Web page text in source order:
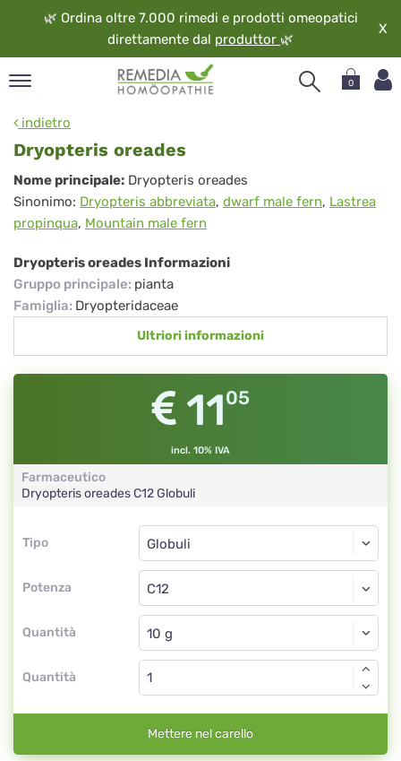
🌿 Ordina oltre 7.000 rimedi e prodotti omeopatici
direttamente dal produttor 🌿
X
0
indietro
Dryopteris oreades
Dryopteris
oreades
Nome principale: Dryopteris oreades
Sinonimo: Dryopteris abbreviata, dwarf male fern, Lastrea
propinqua, Mountain male fern
Dryopteris oreades Informazioni
Gruppo principale: pianta
Famiglia: Dryopteridaceae
Ultriori informazioni
1105
incl. 10% IVA
Farmaceutico
Dryopteris oreadesC12Globuli
Tipo
Tipo
Potenza
Globuli
C12
Quantità
Globuli
Quantità
Mettere nel carello